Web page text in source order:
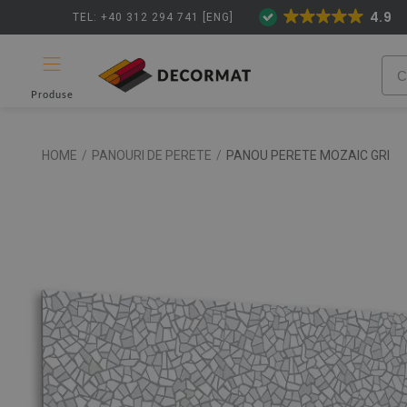
TEL: +40 312 294 741 [ENG] 4.9
Produse
HOME / PANOURI DE PERETE / PANOU PERETE MOZAIC GRI